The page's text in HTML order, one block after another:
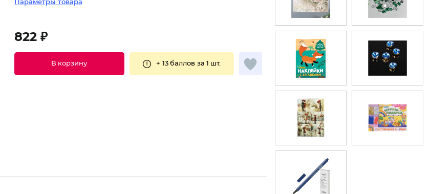
Параметры товара
822 ₽
В корзину + 13 баллов за 1 шт.